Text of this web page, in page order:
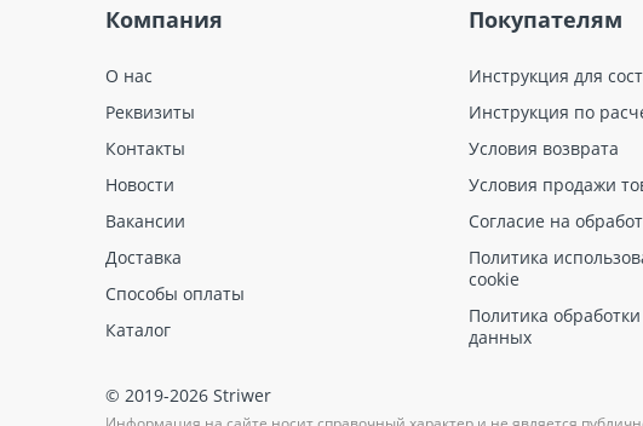
Компания
О нас
Реквизиты
Контакты
Новости
Вакансии
Доставка
Способы оплаты
Каталог
Покупателям
Инструкция для
Инструкция по
Условия возврата
Условия продажи
Согласие на
Политика
cookie
Политика
данных
© 2019-2026 Striwer